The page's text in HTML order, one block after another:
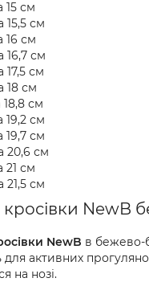
15 см
15,5 см
16 см
16,7 см
17,5 см
18 см
18,8 см
19,2 см
19,7 см
20,6 см
21 см
21,5 см
кросівки NewB
NewB в бежево-
для активних
на нозі.